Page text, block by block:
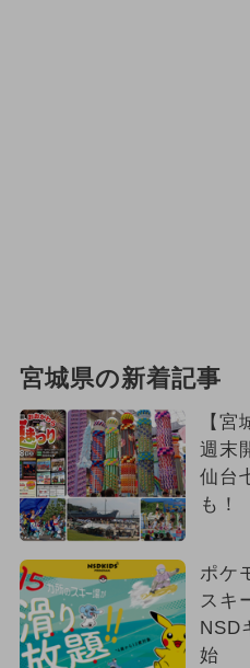
宮城県の新着記事
【
週末
仙台
も！
ポケ
スキ
NSD
始